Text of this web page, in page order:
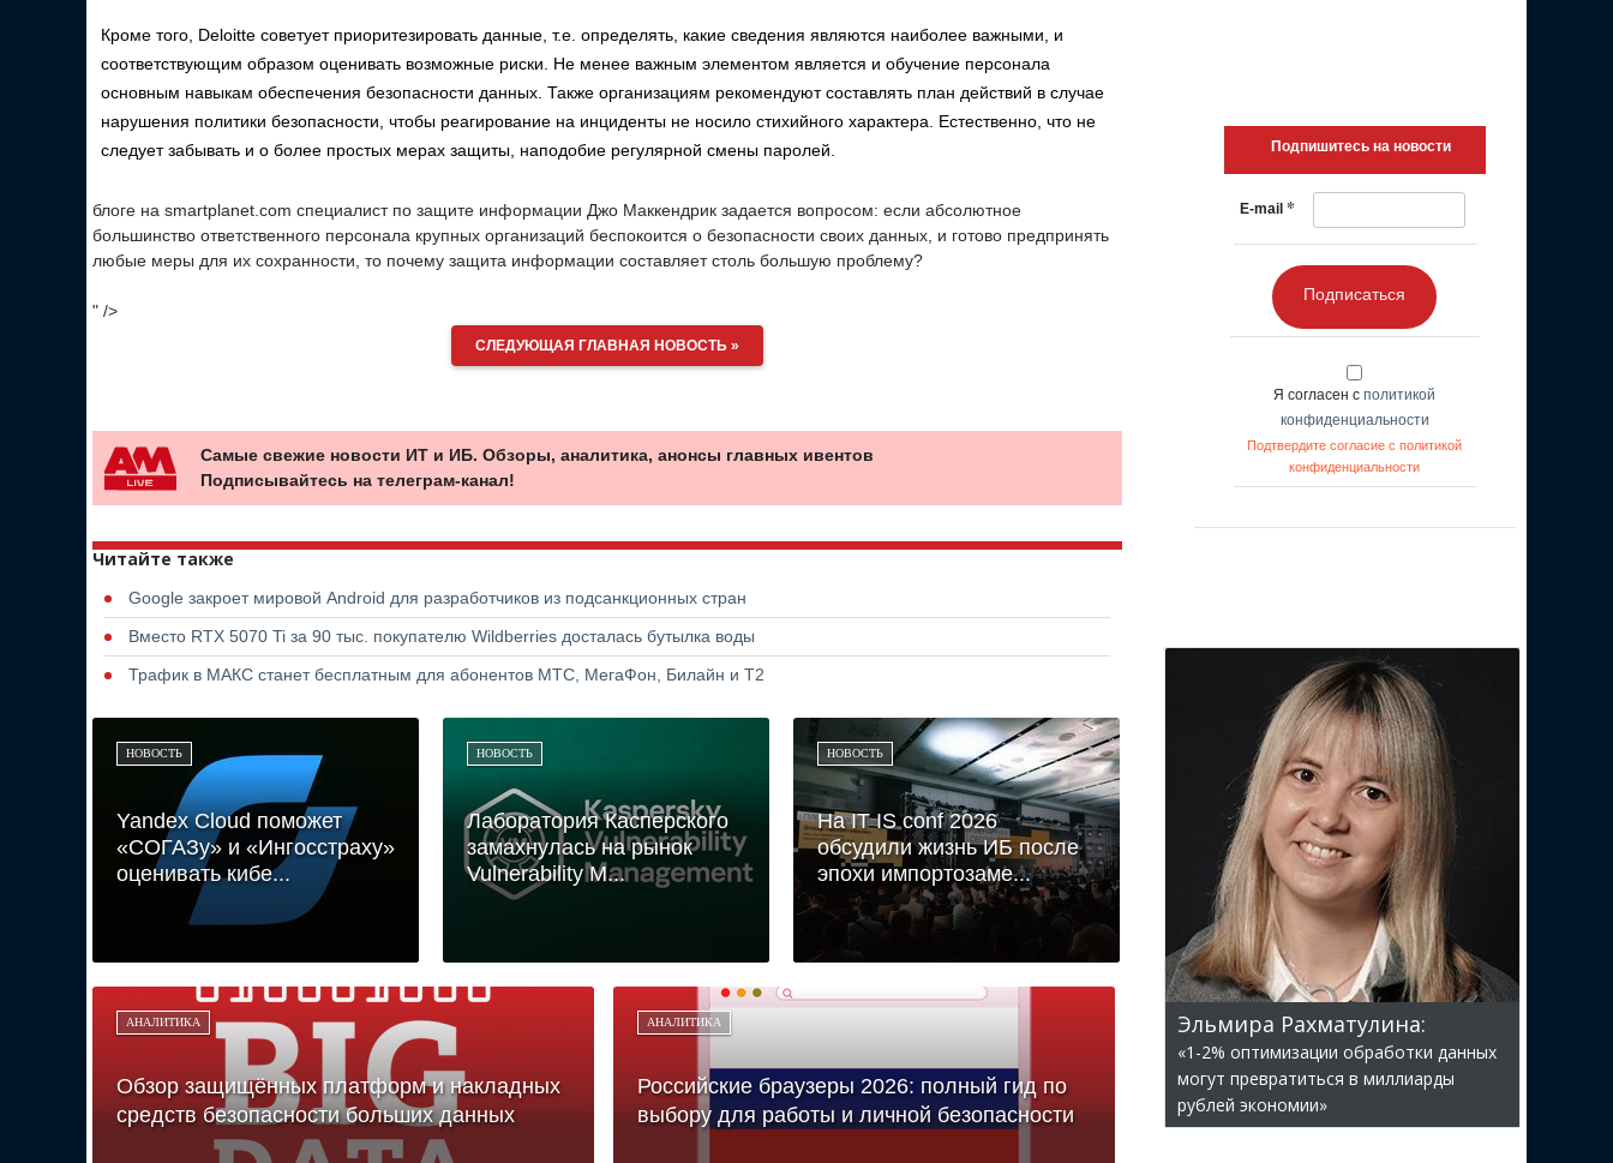
Кроме того, Deloitte советует приоритезировать данные, т.е. определять, какие сведения являются наиболее важными, и
соответствующим образом оценивать возможные риски. Не менее важным элементом является и обучение персонала
основным навыкам обеспечения безопасности данных. Также организациям рекомендуют составлять план действий в случае
нарушения политики безопасности, чтобы реагирование на инциденты не носило стихийного характера. Естественно, что не
следует забывать и о более простых мерах защиты, наподобие регулярной смены паролей.
блоге на smartplanet.com специалист по защите информации Джо Маккендрик задается вопросом: если абсолютное
большинство ответственного персонала крупных организаций беспокоится о безопасности своих данных, и готово предпринять
любые меры для их сохранности, то почему защита информации составляет столь большую проблему?
" />
СЛЕДУЮЩАЯ ГЛАВНАЯ НОВОСТЬ »
Самые свежие новости ИТ и ИБ. Обзоры, аналитика, анонсы главных ивентов
Подписывайтесь на телеграм-канал!
Читайте также
Google закроет мировой Android для разработчиков из подсанкционных стран
Вместо RTX 5070 Ti за 90 тыс. покупателю Wildberries досталась бутылка воды
Трафик в МАКС станет бесплатным для абонентов МТС, МегаФон, Билайн и Т2
НОВОСТЬ
Yandex Cloud поможет
«СОГАЗу» и «Ингосстраху»
оценивать кибе...
НОВОСТЬ
Лаборатория Касперского
замахнулась на рынок
Vulnerability M...
НОВОСТЬ
На IT IS conf 2026
обсудили жизнь ИБ после
эпохи импортозаме...
АНАЛИТИКА
Обзор защищённых платформ и накладных
средств безопасности больших данных
АНАЛИТИКА
Российские браузеры 2026: полный гид по
выбору для работы и личной безопасности
Подпишитесь на новости
E-mail *
Подписаться
Я согласен с политикой
конфиденциальности
Подтвердите согласие с политикой
конфиденциальности
Эльмира Рахматулина:
«1-2% оптимизации обработки данных
могут превратиться в миллиарды
рублей экономии»